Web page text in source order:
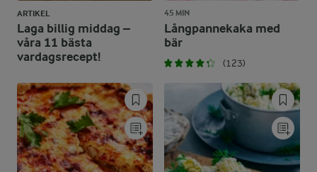
ARTIKEL
Laga billig middag –
våra 11 bästa
vardagsrecept!
45 MIN
Långpannekaka med
bär
(123)